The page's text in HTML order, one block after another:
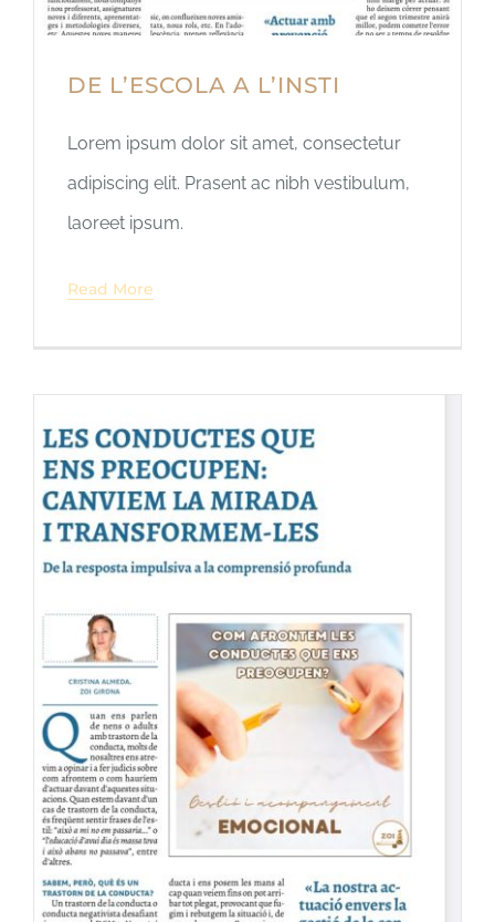
DE L’ESCOLA A L’INSTI
Lorem ipsum dolor sit amet, consectetur
adipiscing elit. Prasent ac nibh vestibulum,
laoreet ipsum.
Read More